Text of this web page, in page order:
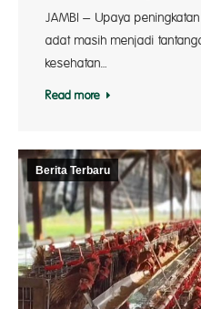
JAMBI – Upaya
adat masih menjadi
kesehatan…
Read more
Berita Terbaru